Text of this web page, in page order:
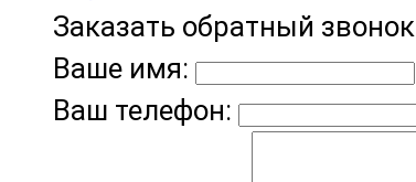
Заказать обратный звонок
Ваше имя:
Ваш телефон: